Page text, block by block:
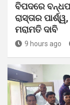
ବିପଦରେ
ରାସ୍ତାର
ମରାମତି ଦାବି
9 hours ago